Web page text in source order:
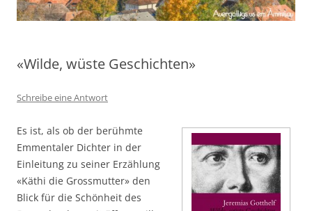
«Wilde, wüste Geschichten»
Schreibe eine Antwort
Es ist, als ob der berühmte
Emmentaler Dichter in der
Einleitung zu seiner Erzählung
«Käthi die Grossmutter» den
Blick für die Schönheit des